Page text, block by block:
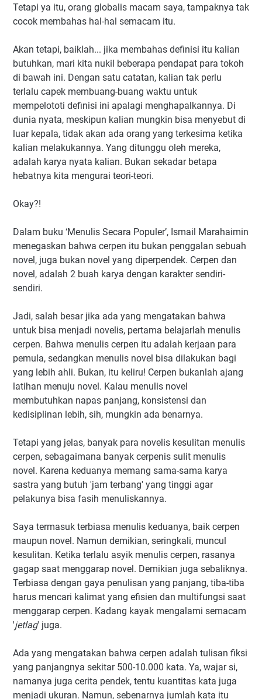
Tetapi ya itu, orang globalis macam saya, tampaknya tak
cocok membahas hal-hal semacam itu.
Akan tetapi, baiklah... jika membahas definisi itu kalian
butuhkan, mari kita nukil beberapa pendapat para tokoh
di bawah ini. Dengan satu catatan, kalian tak perlu
terlalu capek membuang-buang waktu untuk
mempelototi definisi ini apalagi menghapalkannya. Di
dunia nyata, meskipun kalian mungkin bisa menyebut di
luar kepala, tidak akan ada orang yang terkesima ketika
kalian melakukannya. Yang ditunggu oleh mereka,
adalah karya nyata kalian. Bukan sekadar betapa
hebatnya kita mengurai teori-teori.
Okay?!
Dalam buku ‘Menulis Secara Populer’, Ismail Marahaimin
menegaskan bahwa cerpen itu bukan penggalan sebuah
novel, juga bukan novel yang diperpendek. Cerpen dan
novel, adalah 2 buah karya dengan karakter sendiri-
sendiri.
Jadi, salah besar jika ada yang mengatakan bahwa
untuk bisa menjadi novelis, pertama belajarlah menulis
cerpen. Bahwa menulis cerpen itu adalah kerjaan para
pemula, sedangkan menulis novel bisa dilakukan bagi
yang lebih ahli. Bukan, itu keliru! Cerpen bukanlah ajang
latihan menuju novel. Kalau menulis novel
membutuhkan napas panjang, konsistensi dan
kedisiplinan lebih, sih, mungkin ada benarnya.
Tetapi yang jelas, banyak para novelis kesulitan menulis
cerpen, sebagaimana banyak cerpenis sulit menulis
novel. Karena keduanya memang sama-sama karya
sastra yang butuh 'jam terbang' yang tinggi agar
pelakunya bisa fasih menuliskannya.
Saya termasuk terbiasa menulis keduanya, baik cerpen
maupun novel. Namun demikian, seringkali, muncul
kesulitan. Ketika terlalu asyik menulis cerpen, rasanya
gagap saat menggarap novel. Demikian juga sebaliknya.
Terbiasa dengan gaya penulisan yang panjang, tiba-tiba
harus mencari kalimat yang efisien dan multifungsi saat
menggarap cerpen. Kadang kayak mengalami semacam
'jetlag' juga.
Ada yang mengatakan bahwa cerpen adalah tulisan fiksi
yang panjangnya sekitar 500-10.000 kata. Ya, wajar si,
namanya juga cerita pendek, tentu kuantitas kata juga
menjadi ukuran. Namun, sebenarnya jumlah kata itu